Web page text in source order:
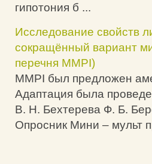
гипотония б ...
Исследование свойств
сокращённый вариант
перечня MMPI)
ММPI был предложен
Адаптация была
В. Н. Бехтерева Ф. Б.
Опросник Мини – мульт